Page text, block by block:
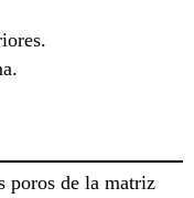
poros de la matriz